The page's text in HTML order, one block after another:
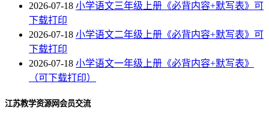
2026-07-18 小学语文三年级上册《必背内容+默写表》可
下载打印
2026-07-18 小学语文二年级上册《必背内容+默写表》可
下载打印
2026-07-18 小学语文一年级上册《必背内容+默写表》
（可下载打印）
江苏教学资源网会员交流